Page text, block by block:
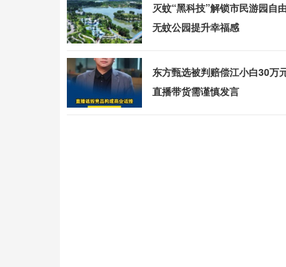
灭蚊“黑科技”解锁市民游园自
无蚊公园提升幸福感
东方甄选被判赔偿江小白30万
直播带货需谨慎发言